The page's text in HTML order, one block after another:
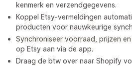
kenmerk en verzendgegevens.
Koppel Etsy-vermeldingen
producten voor nauwkeurige
Synchroniseer voorraad, prijzen
op Etsy aan via de app.
Draag de btw over naar Shopify